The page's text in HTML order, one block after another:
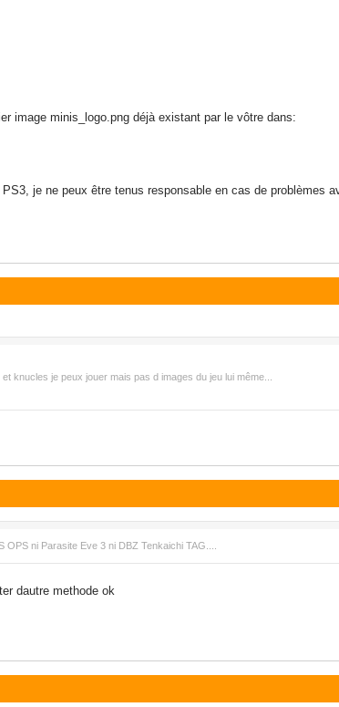
image minis_logo.png déjà existant par le vôtre dans:
je ne peux être tenus responsable en cas de problèmes
knucles je peux jouer mais pas d images du jeu lui même...
ni Parasite Eve 3 ni DBZ Tenkaichi TAG....
dautre methode ok